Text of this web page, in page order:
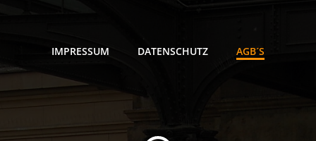
IMPRESSUM DATENSCHUTZ AGB´S